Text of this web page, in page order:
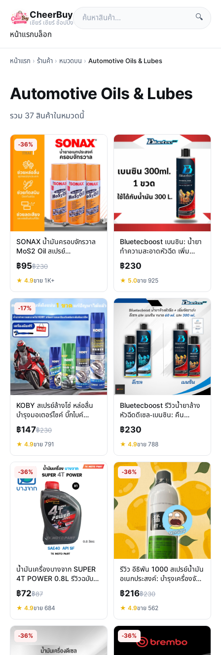
CheerBuy
เซียร์ เซียร์ ช้อปปิ้ง
🔍
หน้าแรกบล็อก
หน้าแรก › ร้านค้า › หมวดบน › Automotive Oils & Lubes
Automotive Oils & Lubes
รวม 37 สินค้าในหมวดนี้
-36%
SONAX น้ำมันครอบจักรวาล
MoS2 Oil สเปรย์
อเนกประสงค์ คลายสนิม หล่อ
ลื่น ไล่ความชื้น
฿95฿230
★ 4.9ขาย 1K+
Bluetecboost เบนซิน: น้ำยา
ทำความสะอาดหัวฉีด เพิ่ม
ประสิทธิภาพเครื่องยนต์เบนซิน
ครบวงจร
฿230
★ 5.0ขาย 925
-17%
KOBY สเปรย์ล้างโซ่ หล่อลื่น
บำรุงมอเตอร์ไซค์ บิ๊กไบค์
ปลอดภัยต่อยาง คุ้มค่า
฿147฿230
★ 4.9ขาย 791
Bluetecboost รีวิวน้ำยาล้าง
หัวฉีดดีเซล-เบนซิน: คืน
ประสิทธิภาพเครื่องยนต์
฿230
★ 4.9ขาย 788
-36%
น้ำมันเครื่องบางจาก SUPER
4T POWER 0.8L รีวิวฉบับ
เต็ม เลือกใช้ให้คุ้มค่า
฿72฿87
★ 4.9ขาย 684
-36%
รีวิว อีธิพัน 1000 สเปรย์น้ำมัน
อเนกประสงค์: บำรุงเครื่องจักร
ให้ทนทาน
฿216฿230
★ 4.9ขาย 562
-36% -36%